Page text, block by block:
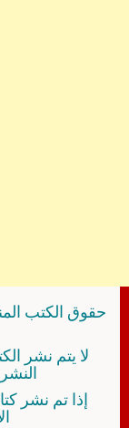
حقوق الكتب
لا يتم نشر
إذا تم نشر